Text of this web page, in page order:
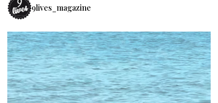
9lives_magazine